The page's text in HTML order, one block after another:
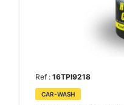
Ref : 16TPI9218
CAR-WASH